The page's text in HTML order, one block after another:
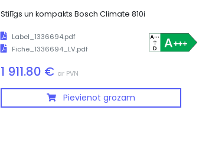
Stilīgs un kompakts Bosch Climate 810i
Label_1336694.pdf
Fiche_1336694_LV.pdf
1 911.80 € ar PVN
Pievienot grozam